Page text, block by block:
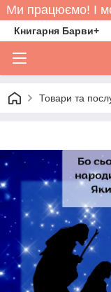
Ми працюємо! І
Книгарня Барви+
Товари та